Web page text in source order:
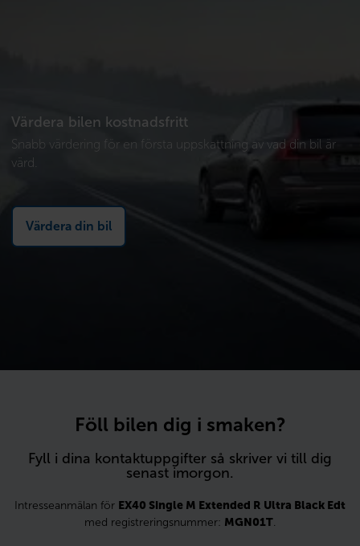
Värdera bilen kostnadsfritt
Snabb värdering för en första uppskattning av vad din bil är
värd.
Värdera din bil
Föll bilen dig i smaken?
Fyll i dina kontaktuppgifter så skriver vi till dig
senast imorgon.
Intresseanmälan för EX40 Single M Extended R Ultra Black Edt
med registreringsnummer: MGN01T.